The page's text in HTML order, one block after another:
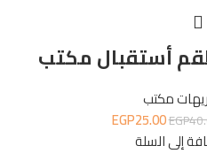
أستقبال مكتب
مكتب
EGP
EGP25.00
إلى السلة